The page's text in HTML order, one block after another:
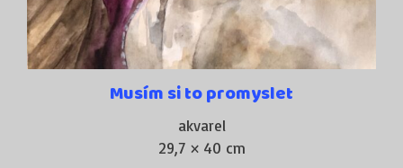
Musím si to promyslet
akvarel
29,7 × 40 cm